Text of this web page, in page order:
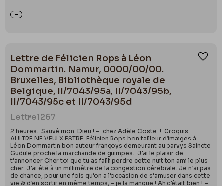
Lettre de Félicien Rops à Léon
Dommartin. Namur, 0000/00/00.
Bruxelles, Bibliothèque royale de
Belgique, II/7043/95a, II/7043/95b,
II/7043/95c et II/7043/95d
Lettre1267
2 heures. Sauvé mon Dieu ! – chez Adèle Coste ! Croquis
AULTRE NE VEULX ESTRE Félicien Rops bon tailleur d’imaiges à
Léon Dommartin bon auteur françoys demeurant au parvys Saincte
Gudule proche la marchande de guimpes. J’ai le plaisir de
t’annoncer Cher toi que tu as failli perdre cette nuit ton ami le plus
cher. J’ai été à un millimêtre de la congestion cérébrale. Je n’ai pas
de chance, pour une fois qu’on a l’occasion de s’amuser dans cette
vie & d’en sortir en même temps, – je la manque ! Ah c’était bien ! –